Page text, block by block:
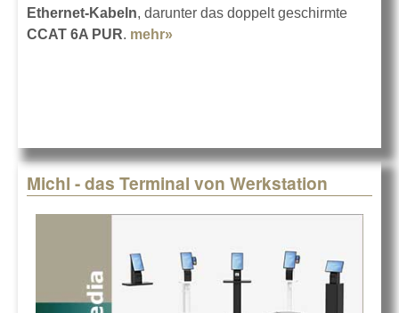
Ethernet-Kabeln, darunter das doppelt geschirmte
CCAT 6A PUR. mehr»
Michl - das Terminal von Werkstation